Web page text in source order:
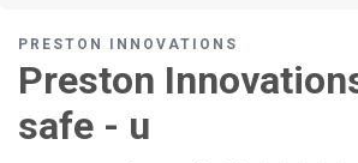
PRESTON INNOVATIONS
Preston
safe - u